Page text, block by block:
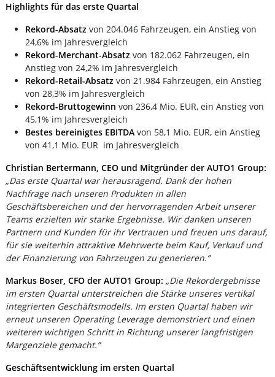
Highlights für das erste Quartal
Rekord-Absatz von 204.046 Fahrzeugen, ein Anstieg von
24,6% im Jahresvergleich
Rekord-Merchant-Absatz von 182.062 Fahrzeugen, ein
Anstieg von 24,2% im Jahresvergleich
Rekord-Retail-Absatz von 21.984 Fahrzeugen, ein Anstieg
von 28,3% im Jahresvergleich
Rekord-Bruttogewinn von 236,4 Mio. EUR, ein Anstieg von
45,1% im Jahresvergleich
Bestes bereinigtes EBITDA von 58,1 Mio. EUR, ein Anstieg
von 41,1 Mio. EUR im Jahresvergleich
Christian Bertermann, CEO und Mitgründer der AUTO1 Group:
„Das erste Quartal war herausragend. Dank der hohen
Nachfrage nach unseren Produkten in allen
Geschäftsbereichen und der hervorragenden Arbeit unserer
Teams erzielten wir starke Ergebnisse. Wir danken unseren
Partnern und Kunden für ihr Vertrauen und freuen uns darauf,
für sie weiterhin attraktive Mehrwerte beim Kauf, Verkauf und
der Finanzierung von Fahrzeugen zu generieren.”
Markus Boser, CFO der AUTO1 Group: „Die Rekordergebnisse
im ersten Quartal unterstreichen die Stärke unseres vertikal
integrierten Geschäftsmodells. Im ersten Quartal haben wir
erneut unseren Operating Leverage demonstriert und einen
weiteren wichtigen Schritt in Richtung unserer langfristigen
Margenziele gemacht.”
Geschäftsentwicklung im ersten Quartal